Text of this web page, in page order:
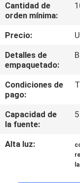
DE
CALIDAD
ÉNTRENOS
EN
CONTACTO
CON
Cantidad de
orden mínima:
Precio:
Detalles de
empaquetado:
Condiciones de
pago:
Capacidad de
la fuente:
Alta luz: